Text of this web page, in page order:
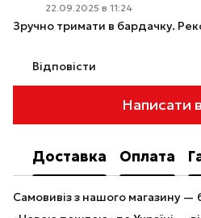
22.09.2025 в 11:24
Зручно тримати в бардачку.
Відповісти
Написати
Доставка Оплата
Самовивіз з нашого магазину